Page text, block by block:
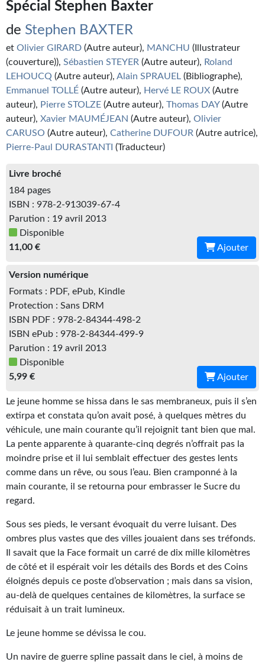
Kvasar
Pulps
Wotan
Étoiles vives
Yellow Submarine
NUMÉRIQUE
Nouvelles
Bifrost
Gratuit
Sans DRM
BIFROST
Tous les numéros
En numérique
S'abonner
Les critiques
Le blog
Le prix des lecteurs
GOODIES
Goodies Gotland
Tirages d’art Une Heure-Lumière
PLUS
À paraître
Revue de presse
Récompenses
Spécial Stephen Baxter
de Stephen BAXTER
et Olivier GIRARD (Autre auteur), MANCHU (Illustrateur
(couverture)), Sébastien STEYER (Autre auteur), Roland
LEHOUCQ (Autre auteur), Alain SPRAUEL (Bibliographe),
Emmanuel TOLLÉ (Autre auteur), Hervé LE ROUX (Autre
auteur), Pierre STOLZE (Autre auteur), Thomas DAY(Autre
auteur), Xavier MAUMÉJEAN (Autre auteur), Olivier
CARUSO (Autre auteur), Catherine DUFOUR (Autre autrice),
Pierre-Paul DURASTANTI (Traducteur)
Livre broché
184 pages
ISBN : 978-2-913039-67-4
Parution : 19 avril 2013
Disponible
11,00 €
Ajouter
Version numérique
Formats : PDF, ePub, Kindle
Protection : Sans DRM
ISBN PDF : 978-2-84344-498-2
ISBN ePub : 978-2-84344-499-9
Parution : 19 avril 2013
Disponible
5,99 €
Ajouter
Le jeune homme se hissa dans le sas membraneux, puis il s’en
extirpa et constata qu’on avait posé, à quelques mètres du
véhicule, une main courante qu’il rejoignit tant bien que mal.
La pente apparente à quarante-cinq degrés n’offrait pas la
moindre prise et il lui semblait effectuer des gestes lents
comme dans un rêve, ou sous l’eau. Bien cramponné à la
main courante, il se retourna pour embrasser le Sucre du
regard.
Sous ses pieds, le versant évoquait du verre luisant. Des
ombres plus vastes que des villes jouaient dans ses tréfonds.
Il savait que la Face formait un carré de dix mille kilomètres
de côté et il espérait voir les détails des Bords et des Coins
éloignés depuis ce poste d’observation ; mais dans sa vision,
au-delà de quelques centaines de kilomètres, la surface se
réduisait à un trait lumineux.
Le jeune homme se dévissa le cou.
Un navire de guerre spline passait dans le ciel, à moins de